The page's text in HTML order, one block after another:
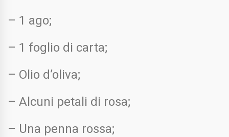
– 1 ago;
– 1 foglio di carta;
– Olio d’oliva;
– Alcuni petali di rosa;
– Una penna rossa;